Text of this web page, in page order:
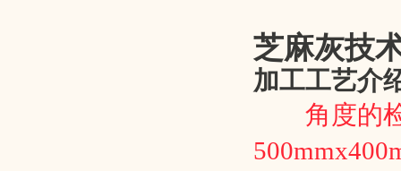
芝麻灰技
加工工艺介
角度的检